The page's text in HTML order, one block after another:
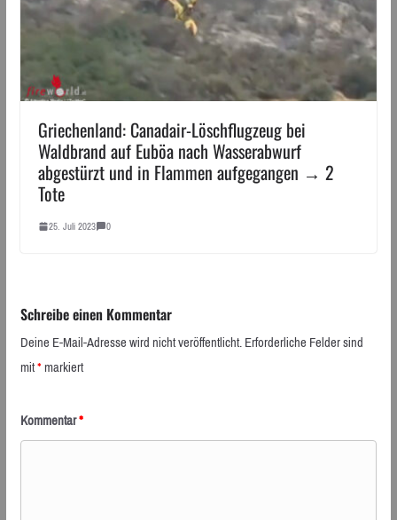
Griechenland: Canadair-Löschflugzeug bei
Waldbrand auf Euböa nach Wasserabwurf
abgestürzt und in Flammen aufgegangen → 2
Tote
25. Juli 2023 0
Schreibe einen Kommentar
Deine E-Mail-Adresse wird nicht veröffentlicht.Erforderliche Felder sind
mit*markiert
Kommentar*